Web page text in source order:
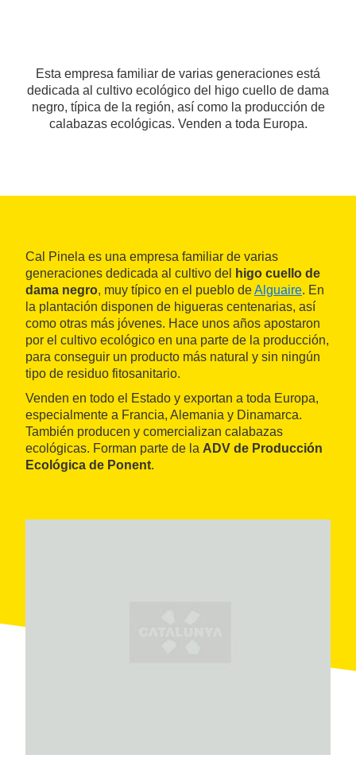
Esta empresa familiar de varias generaciones está
dedicada al cultivo ecológico del higo cuello de dama
negro, típica de la región, así como la producción de
calabazas ecológicas. Venden a toda Europa.
Cal Pinela es una empresa familiar de varias
generaciones dedicada al cultivo del
higo cuello de
dama negro, muy típico en el pueblo deAlguaire. En
la plantación disponen de higueras centenarias, así
como otras más jóvenes. Hace unos años apostaron
por el cultivo ecológico en una parte de la producción,
para conseguir un producto más natural y sin ningún
tipo de residuo fitosanitario.
Venden en todo el Estado y exportan a toda Europa,
especialmente a Francia, Alemania y Dinamarca.
También producen y comercializan calabazas
ecológicas. Forman parte de la ADV de Producción
Ecológica de Ponent.